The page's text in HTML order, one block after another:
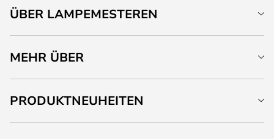
ÜBER LAMPEMESTEREN
MEHR ÜBER
PRODUKTNEUHEITEN